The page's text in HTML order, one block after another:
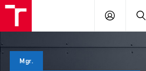
PŘIHLÁSIT
Mgr.